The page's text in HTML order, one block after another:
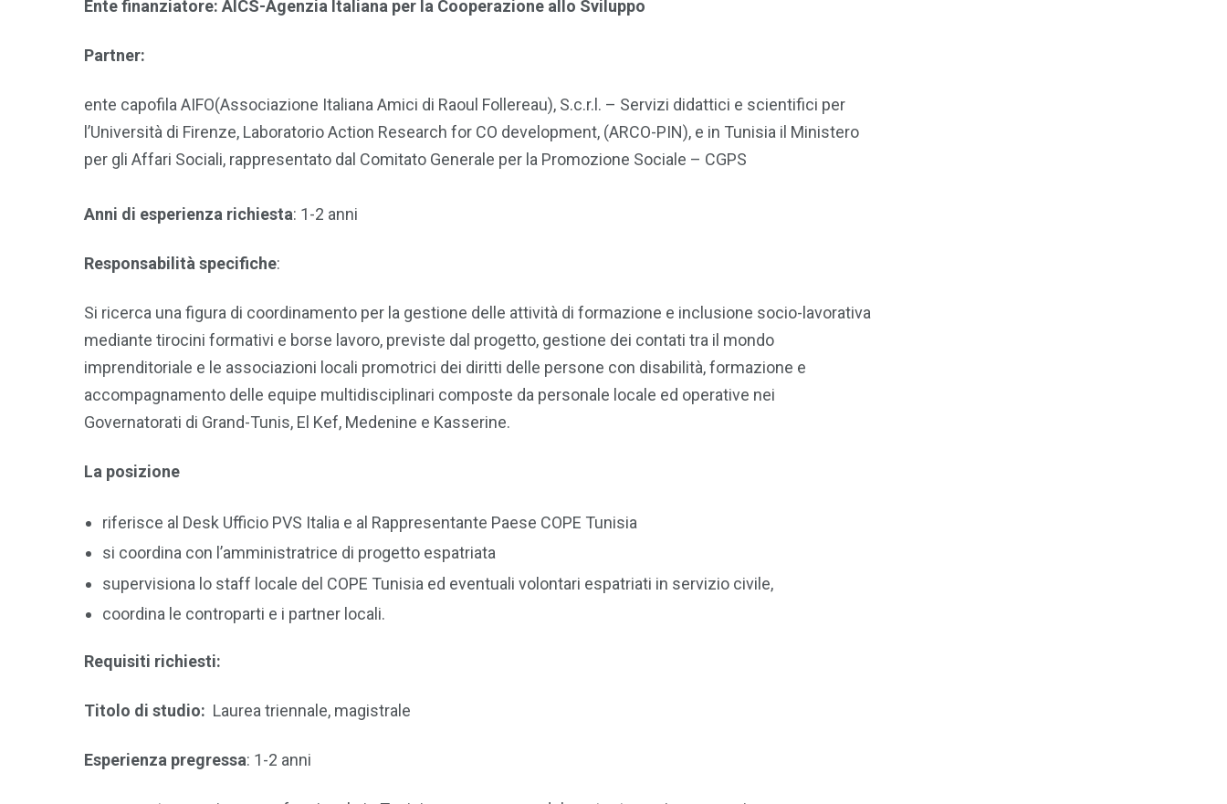
Ente finanziatore: AICS-Agenzia Italiana per la Cooperazione allo Sviluppo
Partner:
ente capofila AIFO(Associazione Italiana Amici di Raoul Follereau), S.c.r.l. – Servizi didattici e scientifici per
l’Università di Firenze, Laboratorio Action Research for CO development, (ARCO-PIN), e in Tunisia il Ministero
per gli Affari Sociali, rappresentato dal Comitato Generale per la Promozione Sociale – CGPS
Anni di esperienza richiesta: 1-2 anni
Responsabilità specifiche:
Si ricerca una figura di coordinamento per la gestione delle attività di formazione e inclusione socio-lavorativa
mediante tirocini formativi e borse lavoro, previste dal progetto, gestione dei contati tra il mondo
imprenditoriale e le associazioni locali promotrici dei diritti delle persone con disabilità, formazione e
accompagnamento delle equipe multidisciplinari composte da personale locale ed operative nei
Governatorati di Grand-Tunis, El Kef, Medenine e Kasserine.
La posizione
riferisce al Desk Ufficio PVS Italia e al Rappresentante Paese COPE Tunisia
si coordina con l’amministratrice di progetto espatriata
supervisiona lo staff locale del COPE Tunisia ed eventuali volontari espatriati in servizio civile,
coordina le controparti e i partner locali.
Requisiti richiesti:
Titolo di studio: Laurea triennale, magistrale
Esperienza pregressa: 1-2 anni